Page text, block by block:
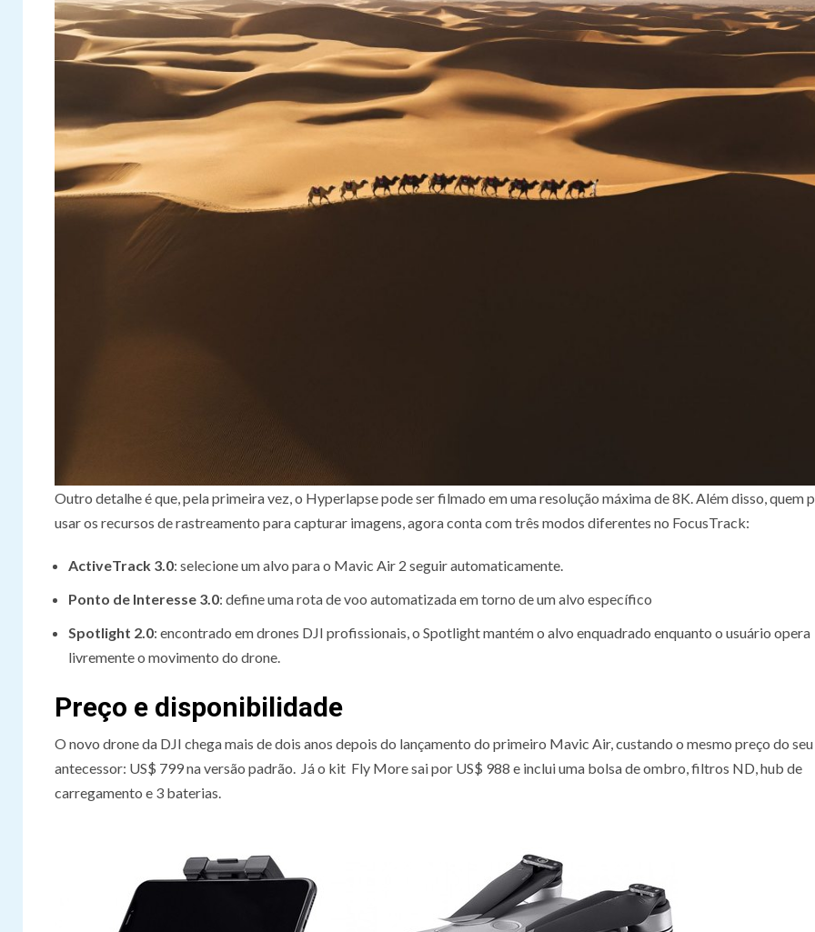
Outro detalhe é que, pela primeira vez, o Hyperlapse pode ser filmado em uma resolução máxima de 8K. Além disso, quem
usar os recursos de rastreamento para capturar imagens, agora conta com três modos diferentes no FocusTrack:
ActiveTrack 3.0: selecione um alvo para o Mavic Air 2 seguir automaticamente.
Ponto de Interesse 3.0: define uma rota de voo automatizada em torno de um alvo específico
Spotlight 2.0: encontrado em drones DJI profissionais, o Spotlight mantém o alvo enquadrado enquanto o usuário opera
livremente o movimento do drone.
Preço e disponibilidade
O novo drone da DJI chega mais de dois anos depois do lançamento do primeiro Mavic Air, custando o mesmo preço do seu
antecessor: US$ 799 na versão padrão. Já o kit Fly More sai por US$ 988 e inclui uma bolsa de ombro, filtros ND, hub de
carregamento e 3 baterias.